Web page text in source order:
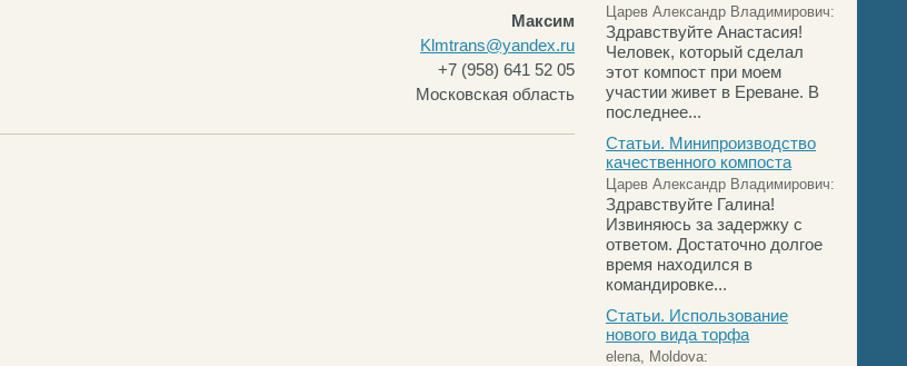
Максим
Klmtrans@yandex.ru
+7 (958) 641 52 05
Московская область
Царев Александр Владимирович:
Здравствуйте Анастасия!
Человек, который сделал
этот компост при моем
участии живет в Ереване. В
последнее...
Статьи. Минипроизводство
качественного компоста
Царев Александр Владимирович:
Здравствуйте Галина!
Извиняюсь за задержку с
ответом. Достаточно долгое
время находился в
командировке...
Статьи. Использование
нового вида торфа
elena, Moldova: